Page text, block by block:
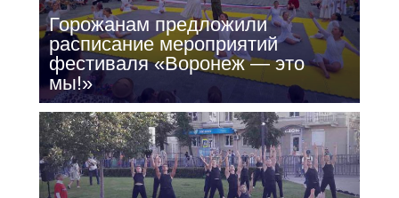
Горожанам предложили
расписание мероприятий
фестиваля «Воронеж — это
мы!»